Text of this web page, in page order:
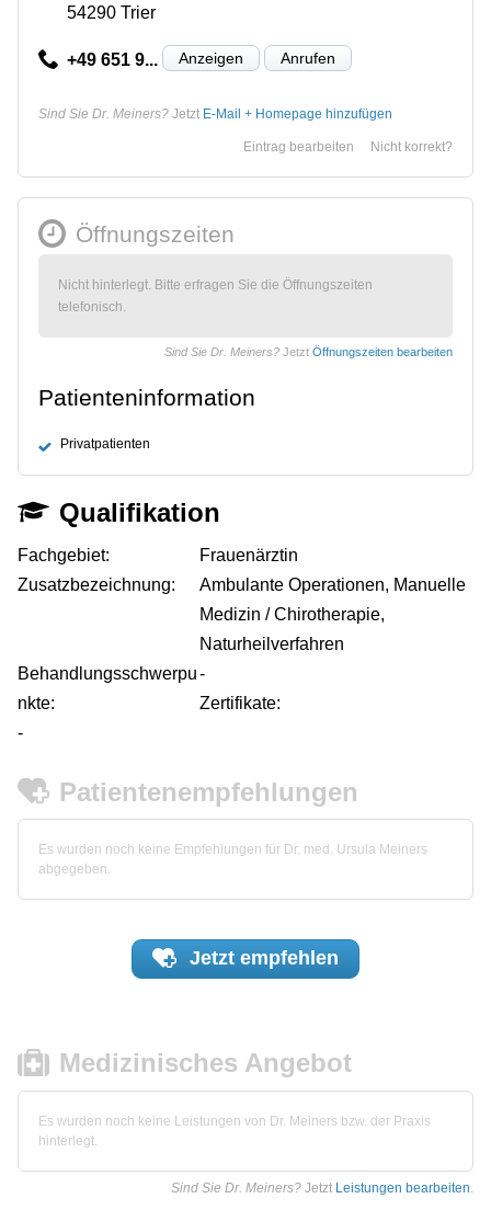
54290 Trier
+49 651 9... Anzeigen Anrufen
Sind Sie Dr. Meiners? Jetzt E-Mail + Homepage hinzufügen
Nicht korrekt?
Eintrag bearbeiten
Öffnungszeiten
Nicht hinterlegt. Bitte erfragen Sie die Öffnungszeiten
telefonisch.
Sind Sie Dr. Meiners? Jetzt Öffnungszeiten bearbeiten
Patienteninformation
Privatpatienten
Qualifikation
Fachgebiet:
Frauenärztin
Zusatzbezeichnung:
Ambulante Operationen, Manuelle
Medizin / Chirotherapie,
Naturheilverfahren
Behandlungsschwerpu
nkte:
-
Zertifikate:
-
Patientenempfehlungen
Es wurden noch keine Empfehlungen für Dr. med. Ursula Meiners
abgegeben.
Jetzt empfehlen
Medizinisches Angebot
Es wurden noch keine Leistungen von Dr. Meiners bzw. der Praxis
hinterlegt.
Sind Sie Dr. Meiners? Jetzt Leistungen bearbeiten.